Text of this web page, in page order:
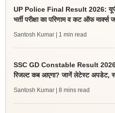
UP Police Final Result 2026: यूपी
भर्ती परीक्षा का परिणाम व कट ऑफ मार्क्स
Santosh Kumar | 1 min read
SSC GD Constable Result 2026
रिजल्ट कब आएगा? जानें लेटेस्ट अपडेट,
Santosh Kumar | 8 mins read